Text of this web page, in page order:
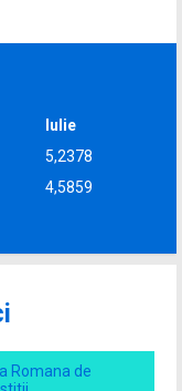
Iulie
5,2378
4,5859
Romana de